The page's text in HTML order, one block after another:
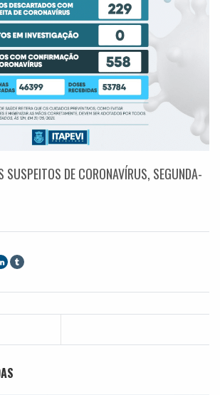
SUSPEITOS DE CORONAVÍRUS, SEGUNDA-